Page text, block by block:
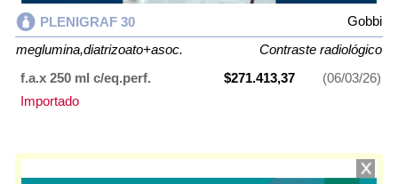
PLENIGRAF 30
Gobbi
meglumina,diatrizoato+asoc.
Contraste radiológico
f.a.x 250 ml c/eq.perf.
$271.413,37
(06/03/26)
Importado
y se indica como